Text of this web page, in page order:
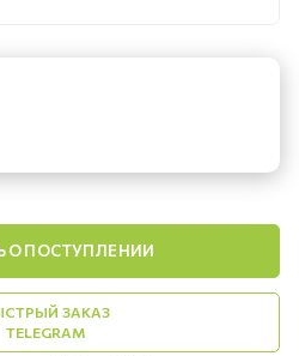
О ПОСТУПЛЕНИИ
ЗАКАЗ
TELEGRAM